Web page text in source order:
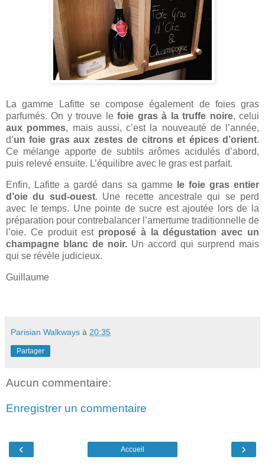
La gamme Lafitte se compose également de foies gras
parfumés. On y trouve lefoie gras à la truffe noire, celui
aux pommes, mais aussi, c’est la nouveauté de l’année,
d’un foie gras aux zestes de citrons et épices d’orient.
Ce mélange apporte de subtils arômes acidulés d’abord,
puis relevé ensuite. L’équilibre avec le gras est parfait.
Enfin, Lafitte a gardé dans sa gamme
le foie gras entier
d’oie du sud-ouest. Une recette ancestrale qui se perd
avec le temps. Une pointe de sucre est ajoutée lors de la
préparation pour contrebalancer l’amertume traditionnelle de
l’oie. Ce produit est proposé à la dégustation avec un
champagne blanc de noir. Un accord qui surprend mais
qui se révèle judicieux.
Guillaume
Parisian Walkways à 20:35
Partager
Aucun commentaire:
Enregistrer un commentaire
‹ ›
Accueil